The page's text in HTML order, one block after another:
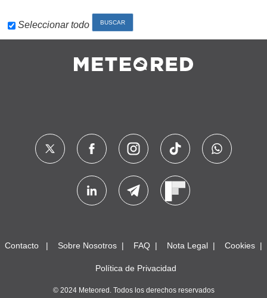
Seleccionar todo
Contacto Sobre Nosotros FAQ Nota Legal Cookies
Política de Privacidad
© 2024 Meteored. Todos los derechos reservados